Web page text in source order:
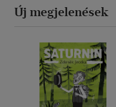
Új megjelenések